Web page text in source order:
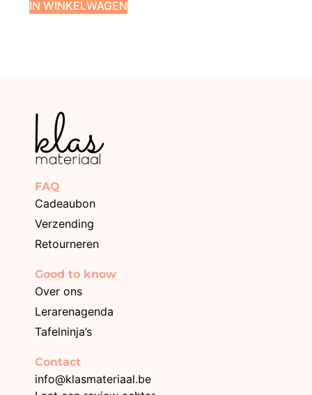
IN WINKELWAGEN
FAQ
Cadeaubon
Verzending
Retourneren
Good to know
Over ons
Lerarenagenda
Tafelninja’s
Contact
info@klasmateriaal.be